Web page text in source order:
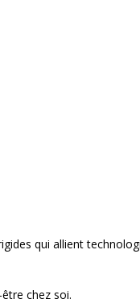
qui allient
chez soi.